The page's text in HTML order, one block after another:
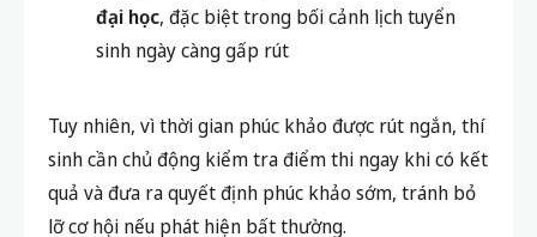
đại học, đặc biệt trong bối cảnh lịch tuyển
sinh ngày càng gấp rút
Tuy nhiên, vì thời gian phúc khảo được rút ngắn, thí
sinh cần chủ động kiểm tra điểm thi ngay khi có kết
quả và đưa ra quyết định phúc khảo sớm, tránh bỏ
lỡ cơ hội nếu phát hiện bất thường.